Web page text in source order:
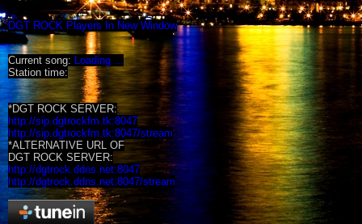
DGT ROCK Players In New Window
Current song: Loading ...
Station time:
*DGT ROCK SERVER:
http://sip.dgtrockfm.tk:8047
http://sip.dgtrockfm.tk:8047/stream
*ALTERNATIVE URL OF
DGT ROCK SERVER:
http://dgtrock.ddns.net:8047
http://dgtrock.ddns.net:8047/stream